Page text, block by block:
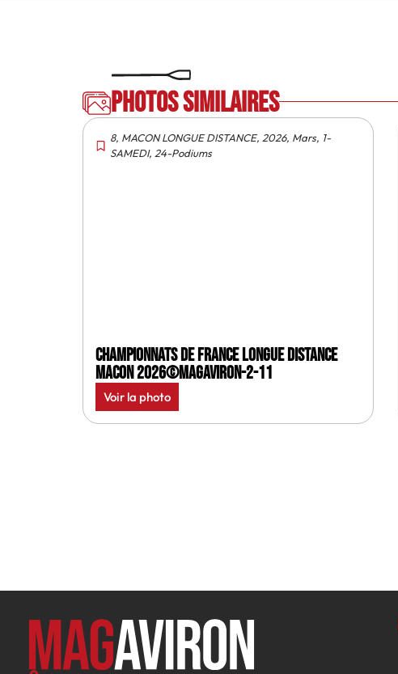
Photos similaires
8, MACON LONGUE DISTANCE, 2026, Mars, 1-
SAMEDI, 24-Podiums
Championnats de France longue distance
Macon 2026©MagAviron-2-11
Voir la photo